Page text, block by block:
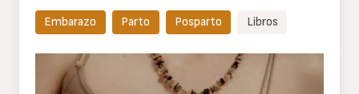
Embarazo Parto Posparto Libros